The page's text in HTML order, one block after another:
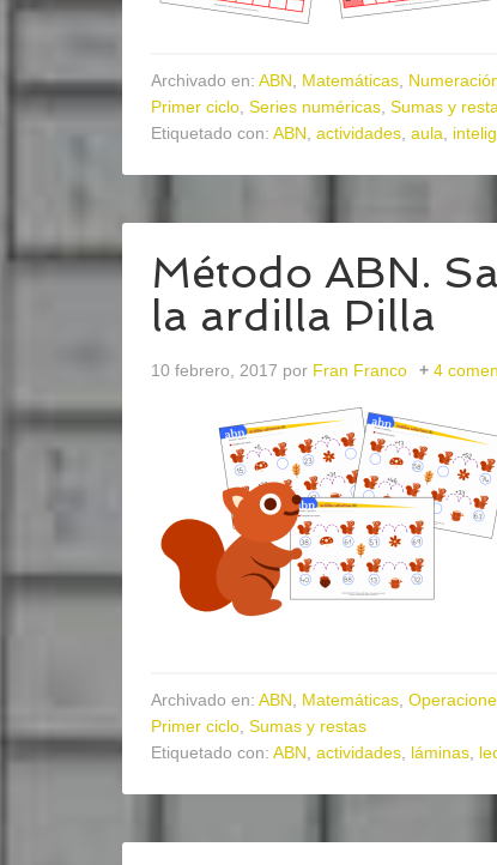
Archivado en: ABN Matemáticas
Primer ciclo Series numéricas Sumas y
Etiquetado con: ABN actividades aula
Método ABN.
la ardilla Pilla
10 febrero, 2017 por Fran Franco 4
Archivado en: ABN Matemáticas
Primer ciclo Sumas y restas
Etiquetado con: ABN actividades láminas